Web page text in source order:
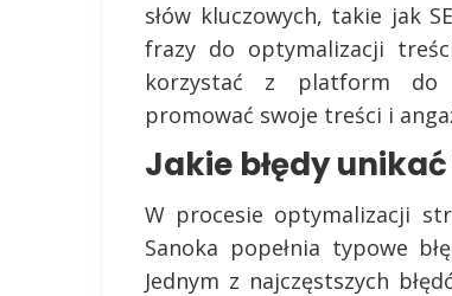
słów kluczowych, takie jak
frazy do optymalizacji
korzystać z platform do
promować swoje treści i
Jakie błędy
W procesie optymalizacji
Sanoka popełnia typowe
Jednym z najczęstszych